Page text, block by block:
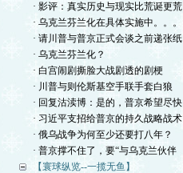
· 影评：真实历史与现实比荒诞更荒
· 乌克兰芬兰化在具体实施中。。。
· 请川普与普京正式会谈之前递张纸
· 乌克兰芬兰化？
· 白宫闹剧撕脸大战剧透的剧梗
· 川普与则伦斯基空手联手套白狼
· 回复沽渎博：是的，普京希望尽快
· 习近平支招给普京的持久战略战术
· 俄乌战争为何至少还要打八年？
· 普京撑不住了，要“与乌克兰伙伴
【寰球纵览--一揽无鱼】